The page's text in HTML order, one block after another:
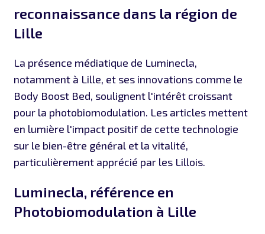
reconnaissance dans la région de
Lille
La présence médiatique de Luminecla,
notamment à Lille, et ses innovations comme le
Body Boost Bed, soulignent l'intérêt croissant
pour la photobiomodulation. Les articles mettent
en lumière l'impact positif de cette technologie
sur le bien-être général et la vitalité,
particulièrement apprécié par les Lillois.
Luminecla, référence en
Photobiomodulation à Lille